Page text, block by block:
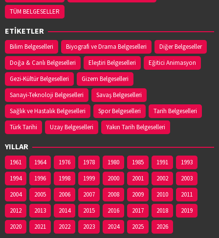
TÜM BELGESELLER
ETİKETLER
Bilim Belgeselleri Biyografi ve Drama Belgeselleri
Diğer Belgeseller
Doğa & Canlı Belgeselleri
Eleştiri Belgeselleri
Eğitici Animasyon
Gezi-Kültür Belgeselleri
Gizem Belgeselleri
Sanayi-Teknoloji Belgeselleri
Savaş Belgeselleri
Sağlık ve Hastalık Belgeselleri
Spor Belgeselleri
Tarih Belgeselleri
Türk Tarihi
Uzay Belgeselleri Yakın Tarih Belgeselleri
YILLAR
1961 1964 1976 1978 1980 1985 1991
1993
1994
1996 1998 1999 2000 2001 2002
2003
2004
2005 2006 2007 2008 2009 2010
2011
2012
2013 2014 2015 2016 2017 2018
2019
2020
2021 2022 2023 2024 2025 2026